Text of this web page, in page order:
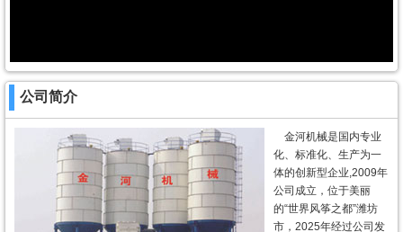
公司简介
金河机械是国内专业
化、标准化、生产为一
体的创新型企业,2009年
公司成立，位于美丽
的“世界风筝之都”潍坊
市，2025年经过公司发